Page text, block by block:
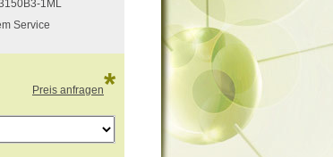
1ML
Service
Preis anfragen*